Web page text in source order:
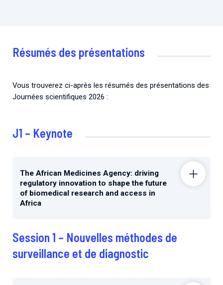
Résumés des présentations
Vous trouverez ci-après les résumés des présentations des
Journées scientifiques 2026 :
J1 – Keynote
The African Medicines Agency: driving
regulatory innovation to shape the future
of biomedical research and access in
Africa
Session 1 – Nouvelles méthodes de
surveillance et de diagnostic